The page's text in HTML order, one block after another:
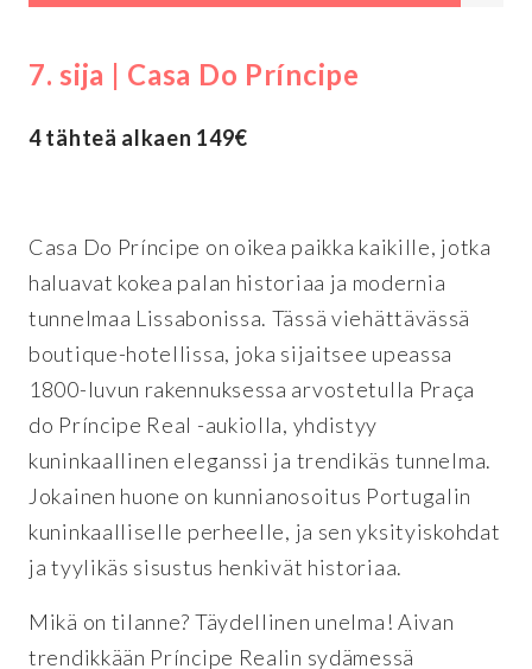
7. sija | Casa Do Príncipe
4 tähteä alkaen 149€
Casa Do Príncipe on oikea paikka kaikille, jotka
haluavat kokea palan historiaa ja modernia
tunnelmaa Lissabonissa. Tässä viehättävässä
boutique-hotellissa, joka sijaitsee upeassa
1800-luvun rakennuksessa arvostetulla Praça
do Príncipe Real -aukiolla, yhdistyy
kuninkaallinen eleganssi ja trendikäs tunnelma.
Jokainen huone on kunnianosoitus Portugalin
kuninkaalliselle perheelle, ja sen yksityiskohdat
ja tyylikäs sisustus henkivät historiaa.
Mikä on tilanne? Täydellinen unelma! Aivan
trendikkään Príncipe Realin sydämessä